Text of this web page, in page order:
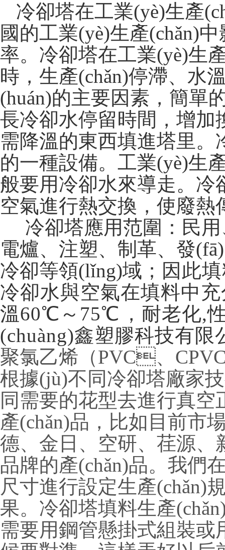
冷卻塔在工業(yè)生產
國的工業(yè)生產(chǎn)
率。冷卻塔在工業(yè)生
時，生產(chǎn)停滯
(huán)的主要因素， 簡單
長冷卻水停留時間，增加
需降溫的東西填進塔里
的一種設備。工業
般要用冷卻水來導走
空氣進行熱交換，使廢
冷卻塔應用范圍：民用
電爐、注塑、制革、發
冷卻等領(lǐng)域； 因此
冷卻水與空氣在填料中
溫60℃～75℃，耐老化,
(chuàng)鑫塑膠科技有限
聚氯乙烯（PVC、
根據(jù)不同冷卻塔廠家
同需要的花型去進行真
產(chǎn)品，比如目前市場
德、金日、空研、荏源、
品牌的產(chǎn)品。
尺寸進行設定生產(chǎn)
果。冷卻塔填料生產
需要用鋼管懸掛式組裝或